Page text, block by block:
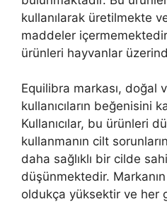
kullanılarak üretilmekte
maddeler
ürünleri hayvanlar
Equilibra markası, doğal
kullanıcıların beğenisini
Kullanıcılar, bu ürünleri
kullanmanın cilt
daha sağlıklı bir cilde
düşünmektedir.
oldukça yüksektir ve her